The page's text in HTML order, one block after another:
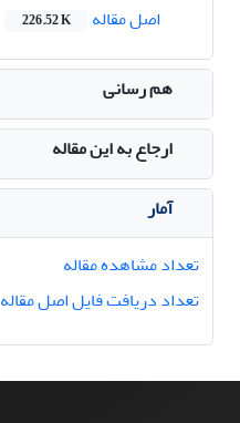
اصل مقاله
226.52 K
هم رسانی
ارجاع به این مقاله
آمار
تعداد مشاهده مقاله
تعداد دریافت فایل اصل مقاله